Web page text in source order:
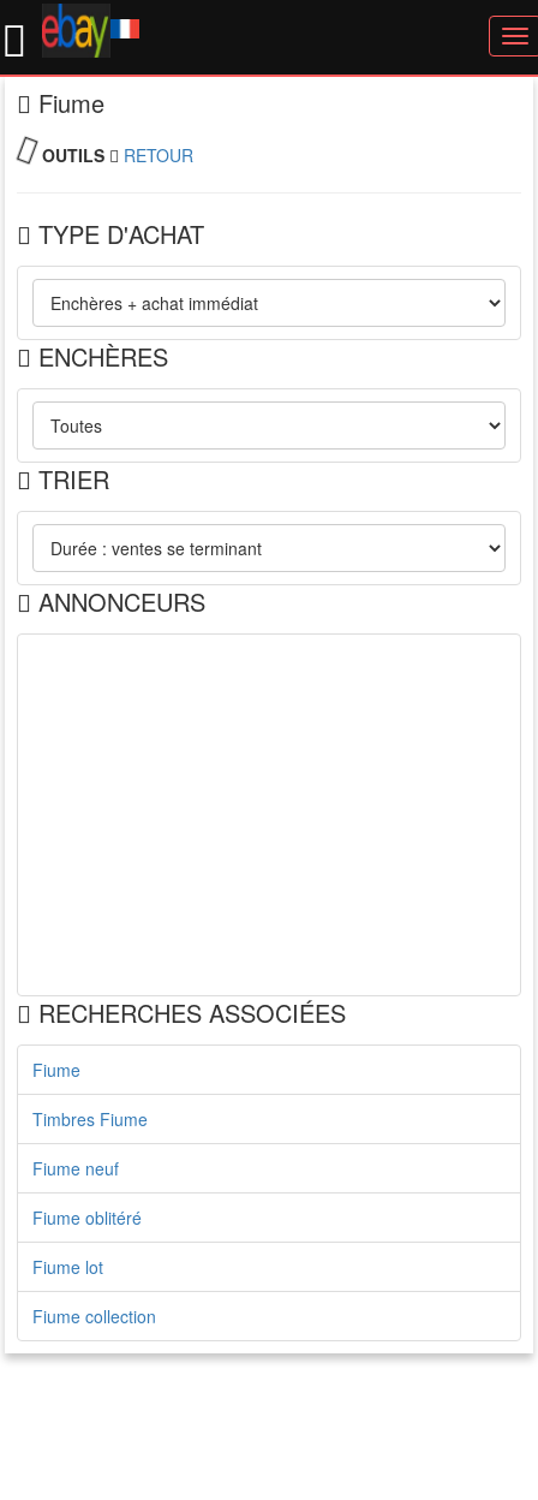
Fiume
OUTILS RETOUR
TYPE D'ACHAT
ENCHÈRES
TRIER
ANNONCEURS
RECHERCHES ASSOCIÉES
Fiume
Timbres Fiume
Fiume neuf
Fiume oblitéré
Fiume lot
Fiume collection